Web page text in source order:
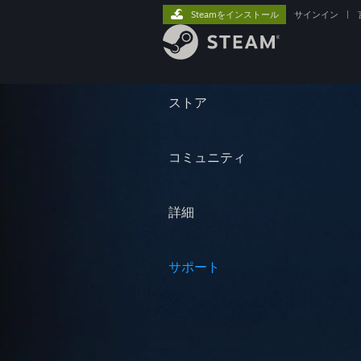
ストア
コミュニティ
詳細
サポート
Steamをインストール サインイン